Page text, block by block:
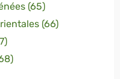
(65)
(66)